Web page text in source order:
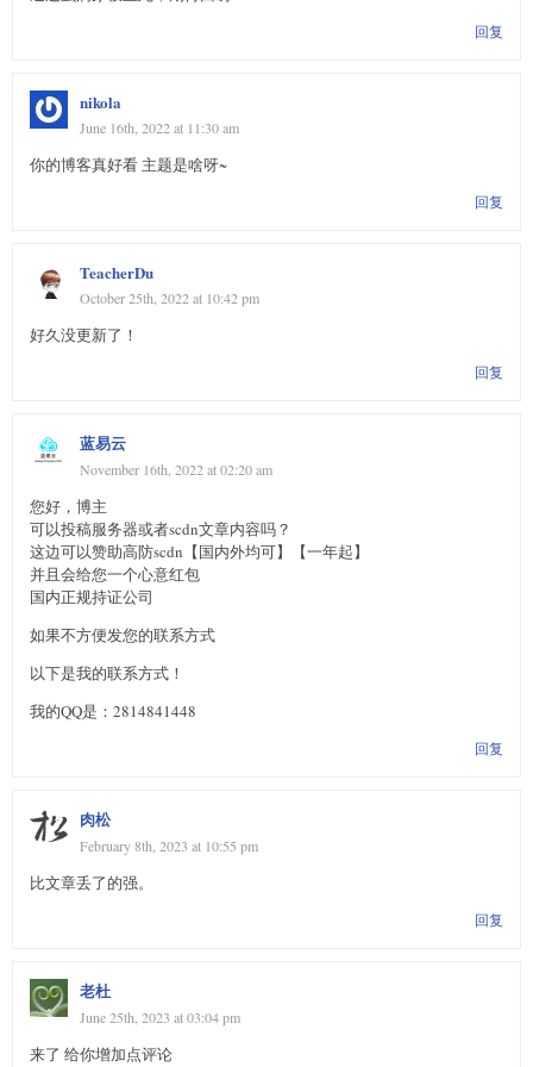
回复
nikola
June 16th, 2022 at 11:30 am
你的博客真好看 主题是啥呀~
回复
TeacherDu
October 25th, 2022 at 10:42 pm
好久没更新了！
回复
蓝易云
November 16th, 2022 at 02:20 am
您好，博主
可以投稿服务器或者scdn文章内容吗？
这边可以赞助高防scdn【国内外均可】【一年起】
并且会给您一个心意红包
国内正规持证公司
如果不方便发您的联系方式
以下是我的联系方式！
我的QQ是：2814841448
回复
肉松
February 8th, 2023 at 10:55 pm
比文章丢了的强。
回复
老杜
June 25th, 2023 at 03:04 pm
来了 给你增加点评论